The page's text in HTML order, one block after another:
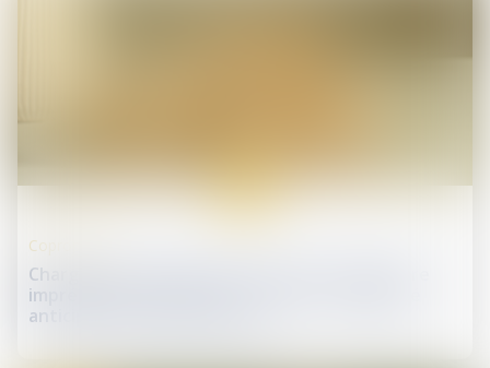
Charges de copropriété : une mise en demeure
imprécise ne permet pas d'obtenir l'exigibilité
anticipée des sommes dues
Copropriété